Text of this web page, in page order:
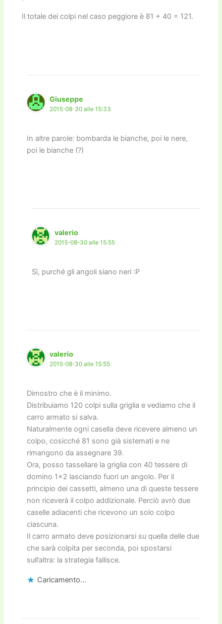
Il totale dei colpi nel caso peggiore è 81 + 40 = 121.
Giuseppe
2015-08-30 alle 15:33
In altre parole: bombarda le bianche, poi le nere,
poi le bianche (?)
valerio
2015-08-30 alle 15:55
Sì, purché gli angoli siano neri :P
valerio
2015-08-30 alle 15:55
Dimostro che è il minimo.
Distribuiamo 120 colpi sulla griglia e vediamo che il
carro armato si salva.
Naturalmente ogni casella deve ricevere almeno un
colpo, cosicché 81 sono già sistemati e ne
rimangono da assegnare 39.
Ora, posso tassellare la griglia con 40 tessere di
domino 1×2 lasciando fuori un angolo. Per il
principio dei cassetti, almeno una di queste tessere
non riceverà il colpo addizionale. Perciò avrò due
caselle adiacenti che ricevono un solo colpo
ciascuna.
Il carro armato deve posizionarsi su quella delle due
che sarà colpita per seconda, poi spostarsi
sull’altra: la strategia fallisce.
Caricamento...